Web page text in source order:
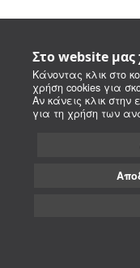
Στο website
Κάνοντας κλικ στο
χρήση cookies για
Αν κάνεις κλικ στην
για τη χρήση των